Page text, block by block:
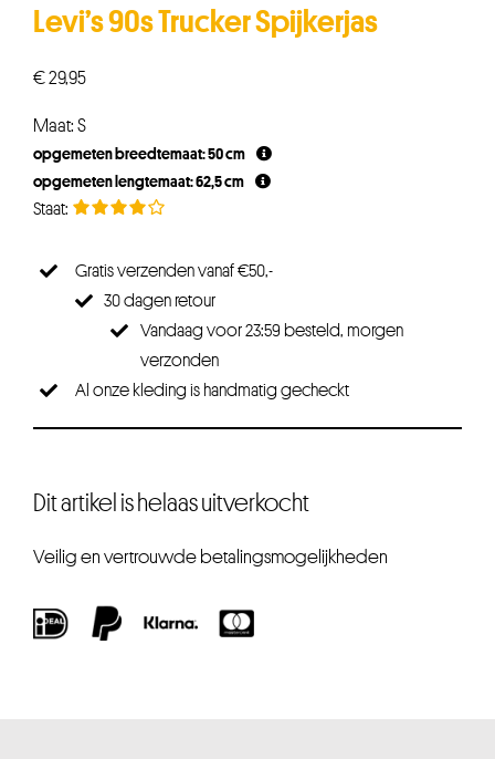
Levi’s 90s Trucker Spijkerjas
€29,95
Maat: S
opgemeten breedtemaat: 50 cm
opgemeten lengtemaat: 62,5 cm
Gratis verzenden vanaf €50,-
30 dagen retour
Vandaag voor 23:59 besteld, morgen
verzonden
Al onze kleding is handmatig gecheckt
Dit artikel is helaas uitverkocht
Veilig en vertrouwde betalingsmogelijkheden